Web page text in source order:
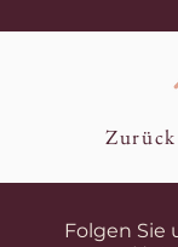
Folgen Sie